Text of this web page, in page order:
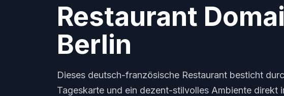
Restaurant
Berlin
Dieses deutsch-französische Restaurant besticht
Tageskarte und ein dezent-stilvolles Ambiente direkt